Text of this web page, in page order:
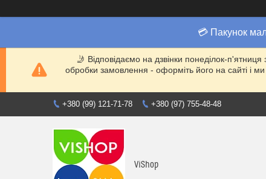
💳 Пакунок
🤳 Відповідаємо на дзвінки понеділок-
обробки замовлення - оформіть його на сайті
+380 (99) 121-71-78 +380 (97) 755-48-48
ViShop